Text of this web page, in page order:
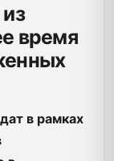
время
в рамках